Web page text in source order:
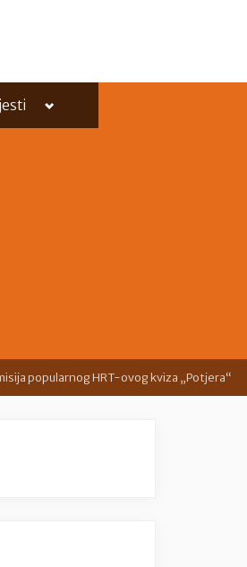
Toggle
menu
popularnog HRT-ovog kviza „Potjera“